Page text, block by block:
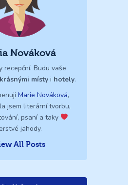
Nováková
recepční. Budu vaše
krásnými místy i hotely.
Marie Nováková,
jsem literární tvorbu,
psaní a taky
jahody.
All Posts